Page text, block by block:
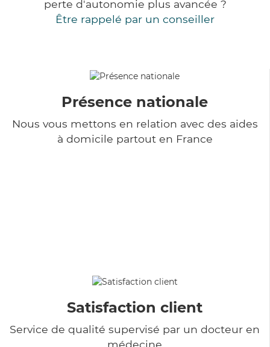
perte d'autonomie plus avancée ?
Être rappelé par un conseiller
Présence nationale
Nous vous mettons en relation avec des aides
à domicile partout en France
Satisfaction client
Service de qualité supervisé par un docteur en
médecine